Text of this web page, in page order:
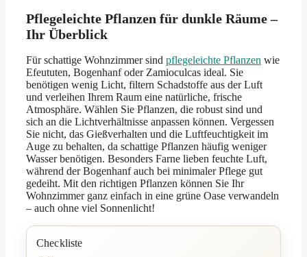
Pflegeleichte Pflanzen für dunkle Räume –
Ihr Überblick
Für schattige Wohnzimmer sind pflegeleichte Pflanzen wie
Efeututen, Bogenhanf oder Zamioculcas ideal. Sie
benötigen wenig Licht, filtern Schadstoffe aus der Luft
und verleihen Ihrem Raum eine natürliche, frische
Atmosphäre. Wählen Sie Pflanzen, die robust sind und
sich an die Lichtverhältnisse anpassen können. Vergessen
Sie nicht, das Gießverhalten und die Luftfeuchtigkeit im
Auge zu behalten, da schattige Pflanzen häufig weniger
Wasser benötigen. Besonders Farne lieben feuchte Luft,
während der Bogenhanf auch bei minimaler Pflege gut
gedeiht. Mit den richtigen Pflanzen können Sie Ihr
Wohnzimmer ganz einfach in eine grüne Oase verwandeln
– auch ohne viel Sonnenlicht!
Checkliste